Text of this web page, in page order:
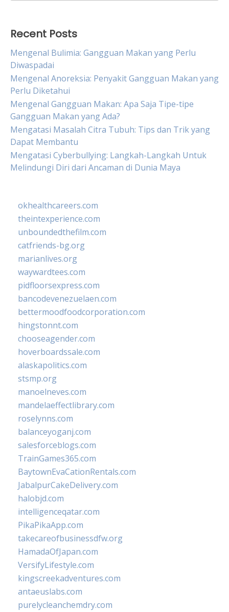
Recent Posts
Mengenal Bulimia: Gangguan Makan yang Perlu
Diwaspadai
Mengenal Anoreksia: Penyakit Gangguan Makan yang
Perlu Diketahui
Mengenal Gangguan Makan: Apa Saja Tipe-tipe
Gangguan Makan yang Ada?
Mengatasi Masalah Citra Tubuh: Tips dan Trik yang
Dapat Membantu
Mengatasi Cyberbullying: Langkah-Langkah Untuk
Melindungi Diri dari Ancaman di Dunia Maya
okhealthcareers.com
theintexperience.com
unboundedthefilm.com
catfriends-bg.org
marianlives.org
waywardtees.com
pidfloorsexpress.com
bancodevenezuelaen.com
bettermoodfoodcorporation.com
hingstonnt.com
chooseagender.com
hoverboardssale.com
alaskapolitics.com
stsmp.org
manoelneves.com
mandelaeffectlibrary.com
roselynns.com
balanceyoganj.com
salesforceblogs.com
TrainGames365.com
BaytownEvaCationRentals.com
JabalpurCakeDelivery.com
halobjd.com
intelligenceqatar.com
PikaPikaApp.com
takecareofbusinessdfw.org
HamadaOfJapan.com
VersifyLifestyle.com
kingscreekadventures.com
antaeuslabs.com
purelycleanchemdry.com